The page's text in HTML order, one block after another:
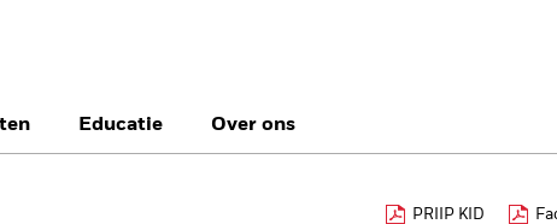
Educatie Over ons
PRIIP KID